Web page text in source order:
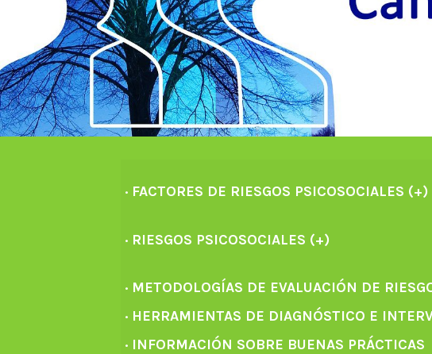
· FACTORES DE RIESGOS PSICOSOCIALES (+)
· RIESGOS PSICOSOCIALES (+)
· METODOLOGÍAS DE EVALUACIÓN DE
· HERRAMIENTAS DE DIAGNÓSTICO E
· INFORMACIÓN SOBRE BUENAS PRÁCTICAS